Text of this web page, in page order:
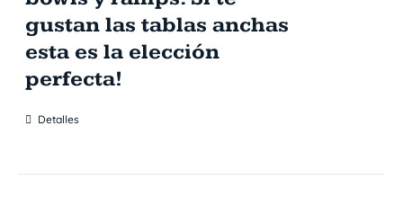
gustan las tablas anchas
esta es la elección
perfecta!
Detalles